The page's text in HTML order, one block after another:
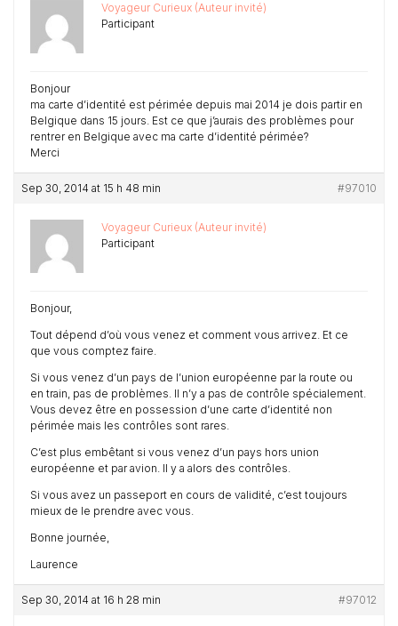
Voyageur Curieux (Auteur invité)
Participant
Bonjour
ma carte d’identité est périmée depuis mai 2014 je dois partir en
Belgique dans 15 jours. Est ce que j’aurais des problèmes pour
rentrer en Belgique avec ma carte d’identité périmée?
Merci
Sep 30, 2014 at 15 h 48 min #97010
Voyageur Curieux (Auteur invité)
Participant
Bonjour,
Tout dépend d’où vous venez et comment vous arrivez. Et ce
que vous comptez faire.
Si vous venez d’un pays de l’union européenne par la route ou
en train, pas de problèmes. Il n’y a pas de contrôle spécialement.
Vous devez être en possession d’une carte d’identité non
périmée mais les contrôles sont rares.
C’est plus embêtant si vous venez d’un pays hors union
européenne et par avion. Il y a alors des contrôles.
Si vous avez un passeport en cours de validité, c’est toujours
mieux de le prendre avec vous.
Bonne journée,
Laurence
Sep 30, 2014 at 16 h 28 min #97012